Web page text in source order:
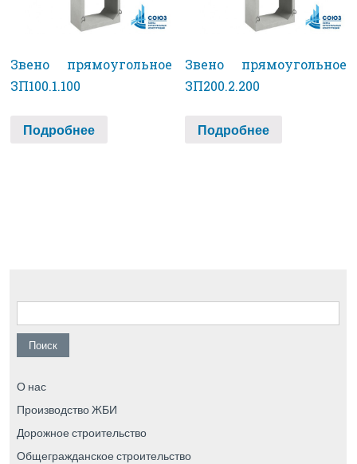
Звено прямоугольное
ЗП100.1.100
Подробнее
Звено прямоугольное
ЗП200.2.200
Подробнее
Найти:
О нас
Производство ЖБИ
Дорожное строительство
Общегражданское строительство